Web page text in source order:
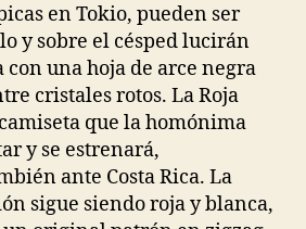
en Tokio, pueden ser
y sobre el césped lucirán
una hoja de arce negra
cristales rotos. La Roja
que la homónima
y se estrenará,
ante Costa Rica. La
sigue siendo roja y blanca,